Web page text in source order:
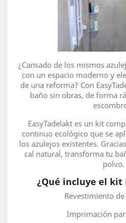
¿Cansado de los mismos
con un espacio moderno y
de una reforma? Con
baño sin obras, de forma
EasyTadelakt es un kit
continuo ecológico que se
los azulejos existentes.
cal natural, transforma tu
polvo.
¿Qué incluye el kit
Revestimiento
Imprimación